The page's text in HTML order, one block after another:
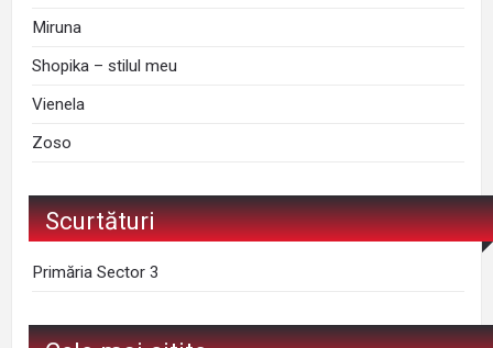
Miruna
Shopika – stilul meu
Vienela
Zoso
Scurtături
Primăria Sector 3